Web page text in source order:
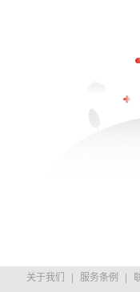
关于我们 | 服务条例 |